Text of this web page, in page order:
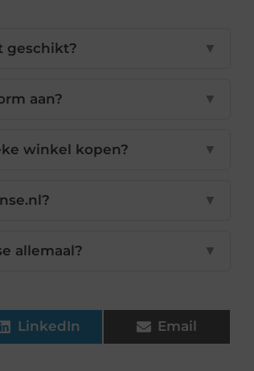
geschikt? ▼
aan? ▼
winkel kopen? ▼
▼
allemaal? ▼
LinkedIn Email